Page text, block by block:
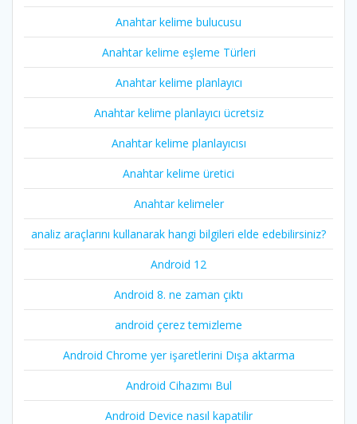
Anahtar kelime bulucusu
Anahtar kelime eşleme Türleri
Anahtar kelime planlayıcı
Anahtar kelime planlayıcı ücretsiz
Anahtar kelime planlayıcısı
Anahtar kelime üretici
Anahtar kelimeler
analiz araçlarını kullanarak hangi bilgileri elde edebilirsiniz?
Android 12
Android 8. ne zaman çıktı
android çerez temizleme
Android Chrome yer işaretlerini Dışa aktarma
Android Cihazımı Bul
Android Device nasıl kapatilir